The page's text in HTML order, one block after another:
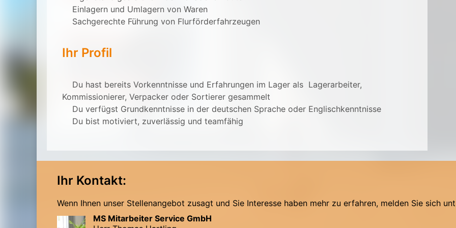
Einlagern und Umlagern von Waren
Sachgerechte Führung von Flurförderfahrzeugen
Ihr Profil
Du hast bereits Vorkenntnisse und Erfahrungen im Lager als Lagerarbeiter,
Kommissionierer, Verpacker oder Sortierer gesammelt
Du verfügst Grundkenntnisse in der deutschen Sprache oder Englischkenntnisse
Du bist motiviert, zuverlässig und teamfähig
Ihr Kontakt:
Wenn Ihnen unser Stellenangebot zusagt und Sie Interesse haben mehr zu erfahren, melden Sie sich
MS Mitarbeiter Service GmbH